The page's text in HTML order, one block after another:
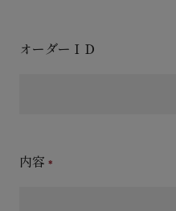
オーダーＩＤ
内容